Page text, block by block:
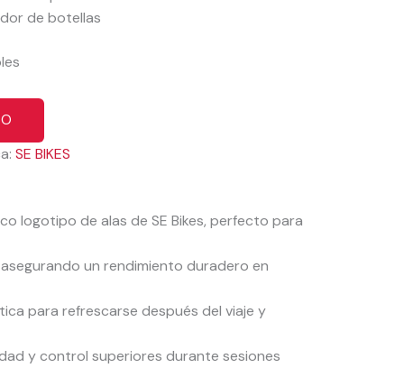
de botellas
SE BIKES
logotipo de alas de SE Bikes, perfecto para
un rendimiento duradero en
para refrescarse después del viaje y
y control superiores durante sesiones